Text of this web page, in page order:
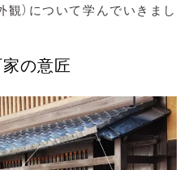
観）について学んでいきまし
家の意匠